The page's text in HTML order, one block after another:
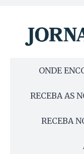
ONDE
RECEBA AS
RECEBA